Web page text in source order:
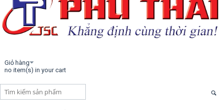
Giỏ hàng
no item(s) in your cart